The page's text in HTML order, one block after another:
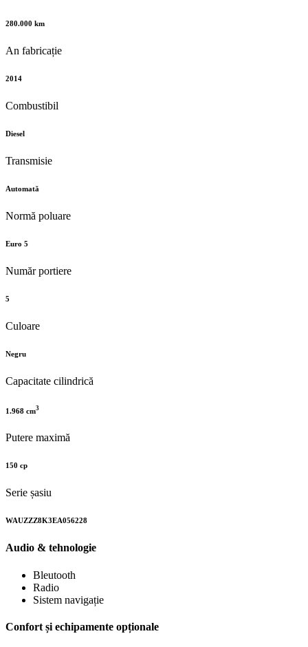
280.000 km
An fabricație
2014
Combustibil
Diesel
Transmisie
Automată
Normă poluare
Euro 5
Număr portiere
5
Culoare
Negru
Capacitate cilindrică
1.968 cm3
Putere maximă
150 cp
Serie șasiu
WAUZZZ8K3EA056228
Audio & tehnologie
Bleutooth
Radio
Sistem navigație
Confort și echipamente opționale